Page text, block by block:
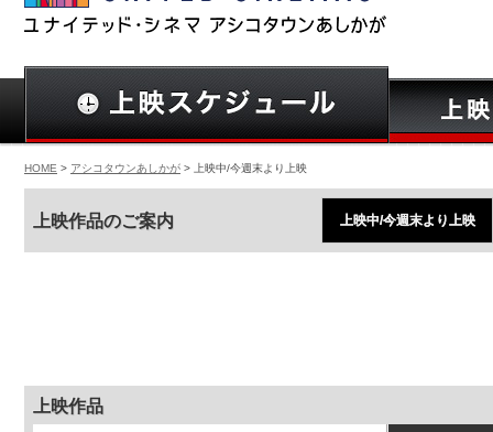
HOME > アシコタウンあしかが > 上映中/今週末より上映
上映作品のご案内 上映中/今週末より上映
上映作品